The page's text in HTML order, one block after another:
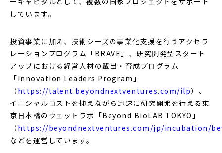
しています。
投資事業に加え、技術シーズの事業化支援を行うアクセラ
レーションプログラム「BRAVE」、研究開発型スタート
アップにおける経営人材の輩出・育成プログラム
「Innovation Leaders Program」
（https://talent.beyondnextventures.com/ilp）、
イニシャルコストを抑えながら迅速に研究開発を行える東
京日本橋のウェットラボ「Beyond BioLAB TOKYO」
（https://beyondnextventures.com/jp/incubation/
などを運営しています。